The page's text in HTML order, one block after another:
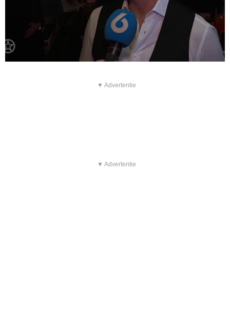
▼ Advertentie
▼ Advertentie